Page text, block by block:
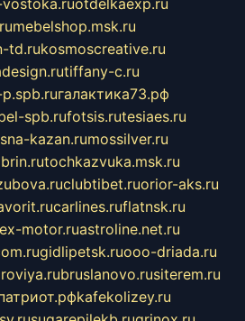
otdelkaexp.ru
mebelshop.msk.ru
td.rukosmoscreative.ru
tiffany-c.ru
галактика73.рф
spb.rufotsis.rutesiaes.ru
kazan.rumossilver.ru
tochkazvuka.msk.ru
clubtibet.ruorior-aks.ru
carlines.ruflatnsk.ru
motor.ruastroline.net.ru
gidlipetsk.ruooo-driada.ru
bruslanovo.rusiterem.ru
kafekolizey.ru